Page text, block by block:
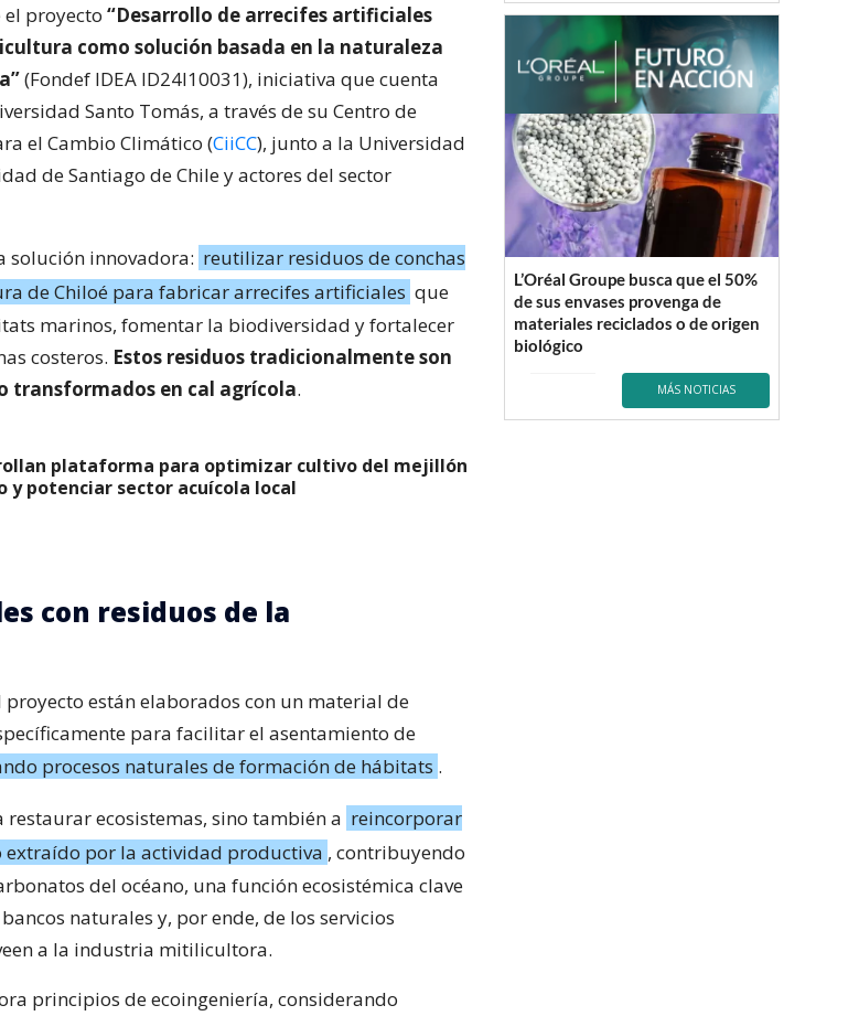
el proyecto “Desarrollo de arrecifes artificiales
como solución basada en la naturaleza
(Fondef IDEA ID24I10031), iniciativa que cuenta
Santo Tomás, a través de su Centro de
el Cambio Climático (CiiCC), junto a la Universidad
de Santiago de Chile y actores del sector
solución innovadora: reutilizar residuos de conchas
de Chiloé para fabricar arrecifes artificiales que
marinos, fomentar la biodiversidad y fortalecer
costeros. Estos residuos tradicionalmente son
transformados en cal agrícola.
plataforma para optimizar cultivo del mejillón
y potenciar sector acuícola local
con residuos de la
proyecto están elaborados con un material de
para facilitar el asentamiento de
procesos naturales de formación de hábitats .
ecosistemas, sino también a reincorporar
extraído por la actividad productiva , contribuyendo
del océano, una función ecosistémica clave
naturales y, por ende, de los servicios
a la industria mitilicultora.
principios de ecoingeniería, considerando
L’Oréal Groupe busca que el 50%
de sus envases provenga de
materiales reciclados o de origen
biológico
MÁS NOTICIAS